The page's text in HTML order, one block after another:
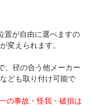
置が自由に選べますの
変えられます。
、径の合う他メーカー
ども取り付け可能で
の事故・怪我・破損は